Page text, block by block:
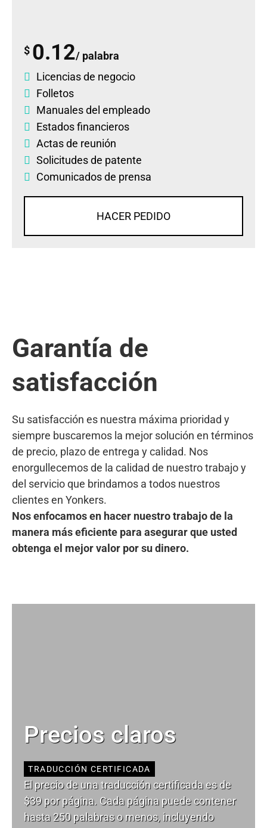
$ 0.12/ palabra
Licencias de negocio
Folletos
Manuales del empleado
Estados financieros
Actas de reunión
Solicitudes de patente
Comunicados de prensa
HACER PEDIDO
Garantía de
satisfacción
Su satisfacción es nuestra máxima prioridad y
siempre buscaremos la mejor solución en términos
de precio, plazo de entrega y calidad. Nos
enorgullecemos de la calidad de nuestro trabajo y
del servicio que brindamos a todos nuestros
clientes en Yonkers.
Nos enfocamos en hacer nuestro trabajo de la
manera más eficiente para asegurar que usted
obtenga el mejor valor por su dinero.
Precios claros
TRADUCCIÓN CERTIFICADA
El precio de una traducción certificada es de
$39 por página. Cada página puede contener
hasta 250 palabras o menos, incluyendo